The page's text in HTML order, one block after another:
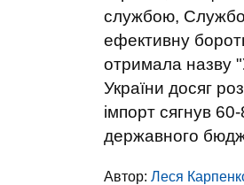
службою,
ефективну
отримала назву
України досяг
імпорт сягнув
державного
Автор: Леся